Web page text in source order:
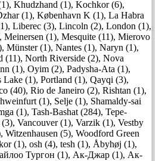
, Khudzhand (1), Kochkor (6),
(1), København K (1), La Habra
, Liberec (3), Lincoln (2), London (1),
, Meinersen (1), Mesquite (11), Mierovo
, Münster (1), Nantes (1), Naryn (1),
(11), North Riverside (2), Nova
(1), Oyim (2), Padysha-Ata (1),
Lake (1), Portland (1), Qayqi (3),
(40), Rio de Janeiro (2), Rishtan (1),
(1), Selje (1), Shamaldy-sai
(1), Tash-Bashat (284), Tepe-
, Vancouver (1), Varzik (1), Vestby
, Witzenhausen (5), Woodford Green
(1), osh (4), tesh (1), Åbyhøj (1),
Тургон (1), Ак-Джар (1), Ак-